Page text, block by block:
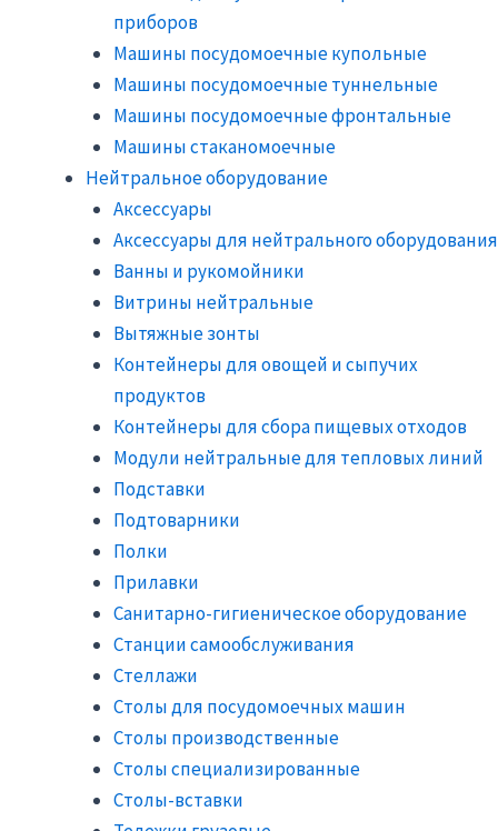
приборов
Машины посудомоечные купольные
Машины посудомоечные туннельные
Машины посудомоечные фронтальные
Машины стаканомоечные
Нейтральное оборудование
Аксессуары
Аксессуары для нейтрального оборудования
Ванны и рукомойники
Витрины нейтральные
Вытяжные зонты
Контейнеры для овощей и сыпучих
продуктов
Контейнеры для сбора пищевых отходов
Модули нейтральные для тепловых линий
Подставки
Подтоварники
Полки
Прилавки
Санитарно-гигиеническое оборудование
Станции самообслуживания
Стеллажи
Столы для посудомоечных машин
Столы производственные
Столы специализированные
Столы-вставки